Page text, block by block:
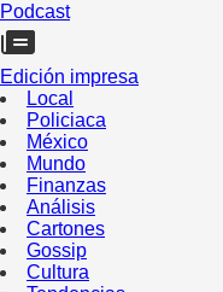
Podcast
Edición impresa
Local
Policiaca
México
Mundo
Finanzas
Análisis
Cartones
Gossip
Cultura